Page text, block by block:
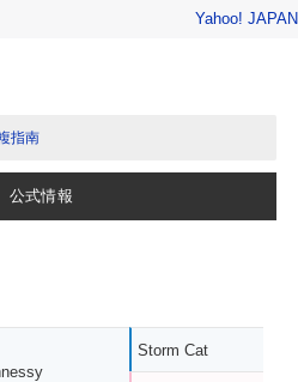
Yahoo! JAPAN
指南
公式情報
Storm Cat